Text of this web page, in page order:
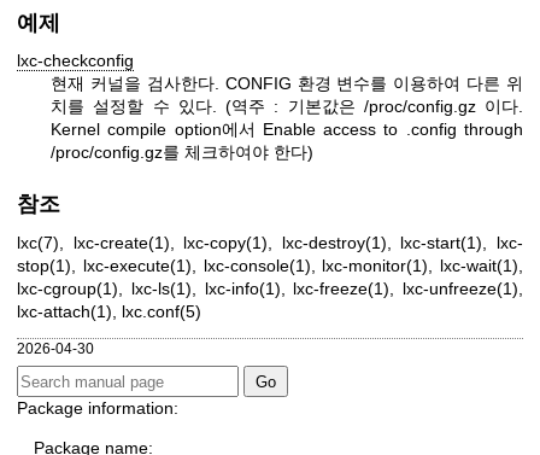
예제
lxc-checkconfig
현재 커널을 검사한다. CONFIG 환경 변수를 이용하여 다른 위
치를 설정할 수 있다. (역주 : 기본값은 /proc/config.gz 이다.
Kernel compile option에서 Enable access to .config through
/proc/config.gz를 체크하여야 한다)
참조
lxc(7) lxc-create(1) lxc-copy(1) lxc-destroy(1) lxc-start(1)
lxc-
stop(1)
lxc-execute(1) lxc-console(1) lxc-monitor(1) lxc-wait(1)
lxc-cgroup(1)
lxc-ls(1) lxc-info(1) lxc-freeze(1) lxc-unfreeze(1)
lxc-attach(1)
lxc.conf(5)
2026-04-30
Package information:
Package name: